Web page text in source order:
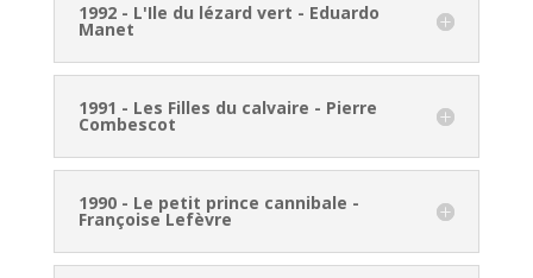
1992 - L'Ile du lézard vert - Eduardo
Manet
1991 - Les Filles du calvaire - Pierre
Combescot
1990 - Le petit prince cannibale -
Françoise Lefèvre